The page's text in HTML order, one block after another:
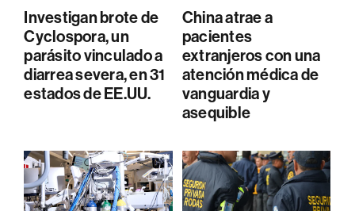
Investigan brote de
Cyclospora, un
parásito vinculado a
diarrea severa, en 31
estados de EE.UU.
China atrae a
pacientes
extranjeros con una
atención médica de
vanguardia y
asequible